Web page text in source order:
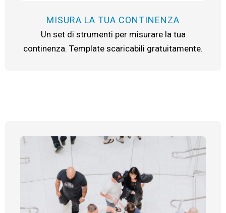
MISURA LA TUA CONTINENZA
Un set di strumenti per misurare la tua
continenza. Template scaricabili gratuitamente.